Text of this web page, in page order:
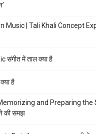
Music | Tali Khali Concept
संगीत में ताल क्या है
है
and Preparing the
की समझ